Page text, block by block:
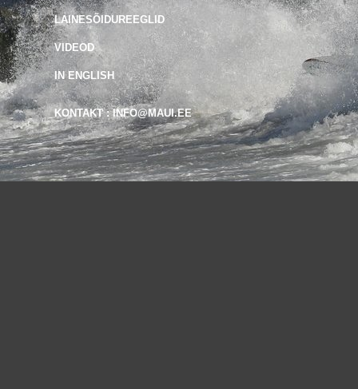
LAINESÕIDUREEGLID
VIDEOD
IN ENGLISH
KONTAKT : INFO@MAUI.EE